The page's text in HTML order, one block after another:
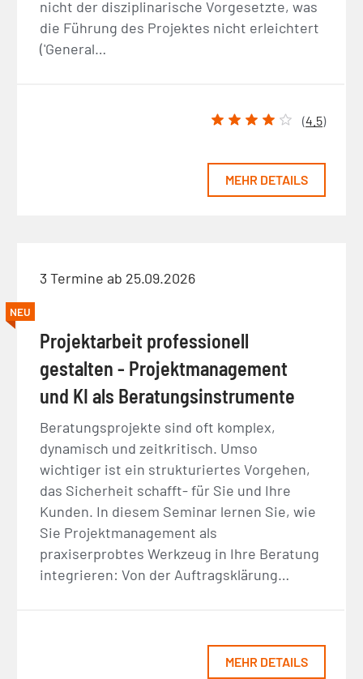
nicht der disziplinarische Vorgesetzte, was
die Führung des Projektes nicht erleichtert
('General…
(4.5)
MEHR DETAILS
3 Termine ab 25.09.2026
NEU
Projektarbeit professionell
gestalten - Projektmanagement
und KI als Beratungsinstrumente
Beratungsprojekte sind oft komplex,
dynamisch und zeitkritisch. Umso
wichtiger ist ein strukturiertes Vorgehen,
das Sicherheit schafft- für Sie und Ihre
Kunden. In diesem Seminar lernen Sie, wie
Sie Projektmanagement als
praxiserprobtes Werkzeug in Ihre Beratung
integrieren: Von der Auftragsklärung…
MEHR DETAILS